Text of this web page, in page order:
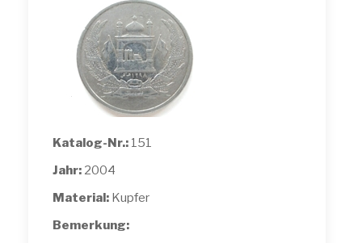
Katalog-Nr.: 151
Jahr: 2004
Material: Kupfer
Bemerkung: